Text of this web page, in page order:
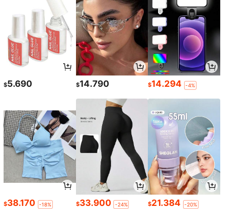
$5.690 $14.790 $14.294 -4%
$38.170 -18% $33.900 -24% $21.384 -20%